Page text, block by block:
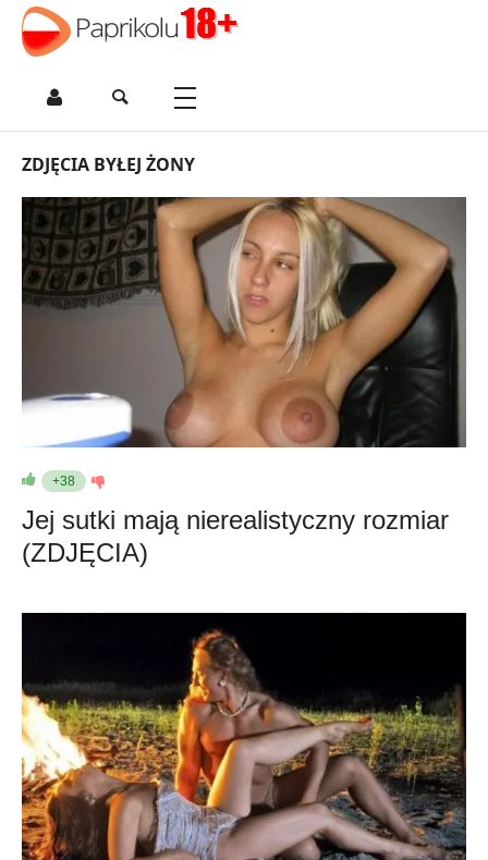
ZDJĘCIA BYŁEJ ŻONY
+38
Jej sutki mają nierealistyczny rozmiar
(ZDJĘCIA)